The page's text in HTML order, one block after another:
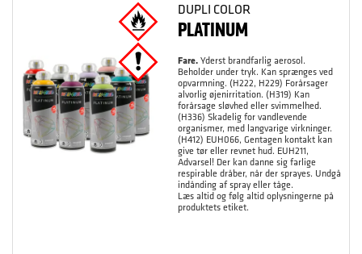
DUPLI COLOR
PLATINUM
Fare. Yderst brandfarlig aerosol.
Beholder under tryk. Kan sprænges ved
opvarmning. (H222, H229) Forårsager
alvorlig øjenirritation. (H319) Kan
forårsage sløvhed eller svimmelhed.
(H336) Skadelig for vandlevende
organismer, med langvarige virkninger.
(H412) EUH066, Gentagen kontakt kan
give tør eller revnet hud. EUH211,
Advarsel! Der kan danne sig farlige
respirable dråber, når der sprayes. Undgå
indånding af spray eller tåge.
Læs altid og følg altid oplysningerne på
produktets etiket.